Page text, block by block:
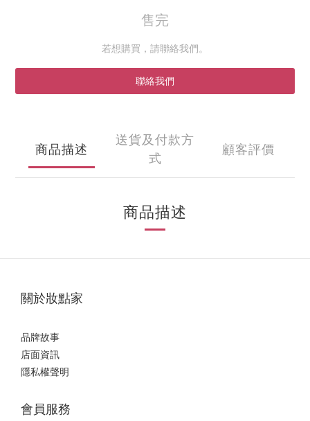
售完
若想購買，請聯絡我們。
聯絡我們
商品描述
送貨及付款方
式
顧客評價
商品描述
關於妝點家
品牌故事
店面資訊
隱私權聲明
會員服務